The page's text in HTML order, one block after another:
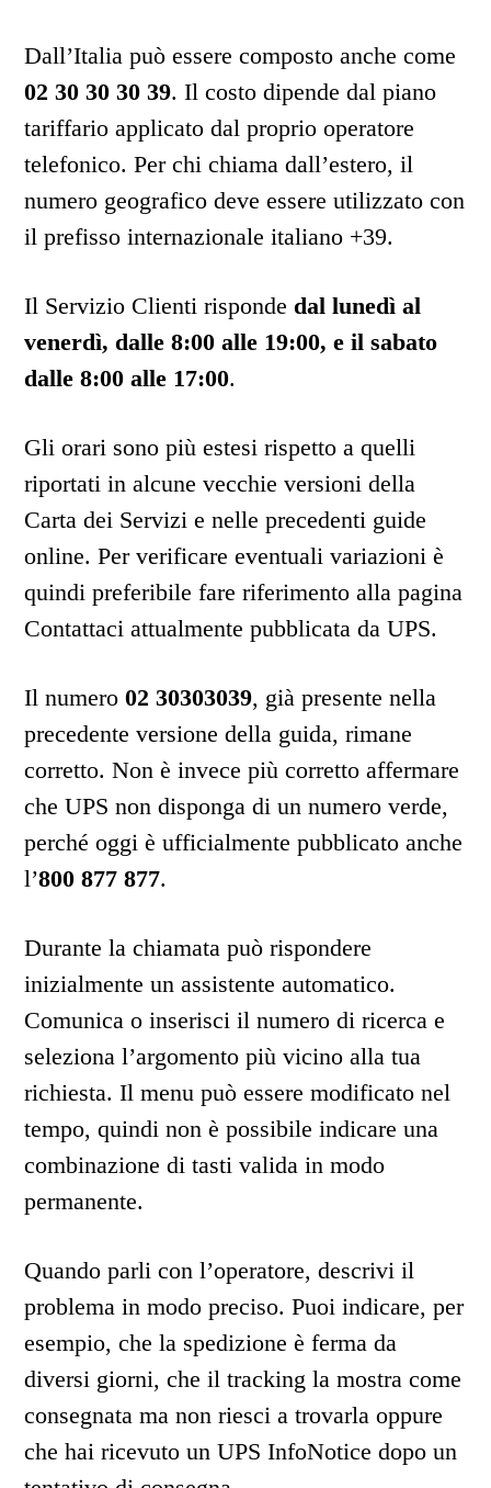
Dall’Italia può essere composto anche come
02 30 30 30 39. Il costo dipende dal piano
tariffario applicato dal proprio operatore
telefonico. Per chi chiama dall’estero, il
numero geografico deve essere utilizzato con
il prefisso internazionale italiano +39.
Il Servizio Clienti risponde dal lunedì al
venerdì, dalle 8:00 alle 19:00, e il sabato
dalle 8:00 alle 17:00.
Gli orari sono più estesi rispetto a quelli
riportati in alcune vecchie versioni della
Carta dei Servizi e nelle precedenti guide
online. Per verificare eventuali variazioni è
quindi preferibile fare riferimento alla pagina
Contattaci attualmente pubblicata da UPS.
Il numero02 30303039, già presente nella
precedente versione della guida, rimane
corretto. Non è invece più corretto affermare
che UPS non disponga di un numero verde,
perché oggi è ufficialmente pubblicato anche
l’800 877 877.
Durante la chiamata può rispondere
inizialmente un assistente automatico.
Comunica o inserisci il numero di ricerca e
seleziona l’argomento più vicino alla tua
richiesta. Il menu può essere modificato nel
tempo, quindi non è possibile indicare una
combinazione di tasti valida in modo
permanente.
Quando parli con l’operatore, descrivi il
problema in modo preciso. Puoi indicare, per
esempio, che la spedizione è ferma da
diversi giorni, che il tracking la mostra come
consegnata ma non riesci a trovarla oppure
che hai ricevuto un UPS InfoNotice dopo un